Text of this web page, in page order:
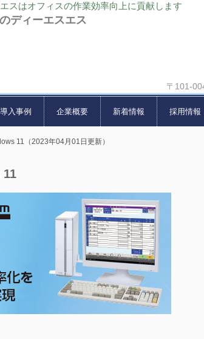
ディーエスエス
スはオフィスの作業効率向上に貢献します
〒101-
入事例 企業概要 新着情報 採用情報
11（2023年04月01日更新）
11